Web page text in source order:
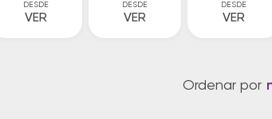
DESDE
VER
DESDE
VER
DESDE
VER
Ordenar por